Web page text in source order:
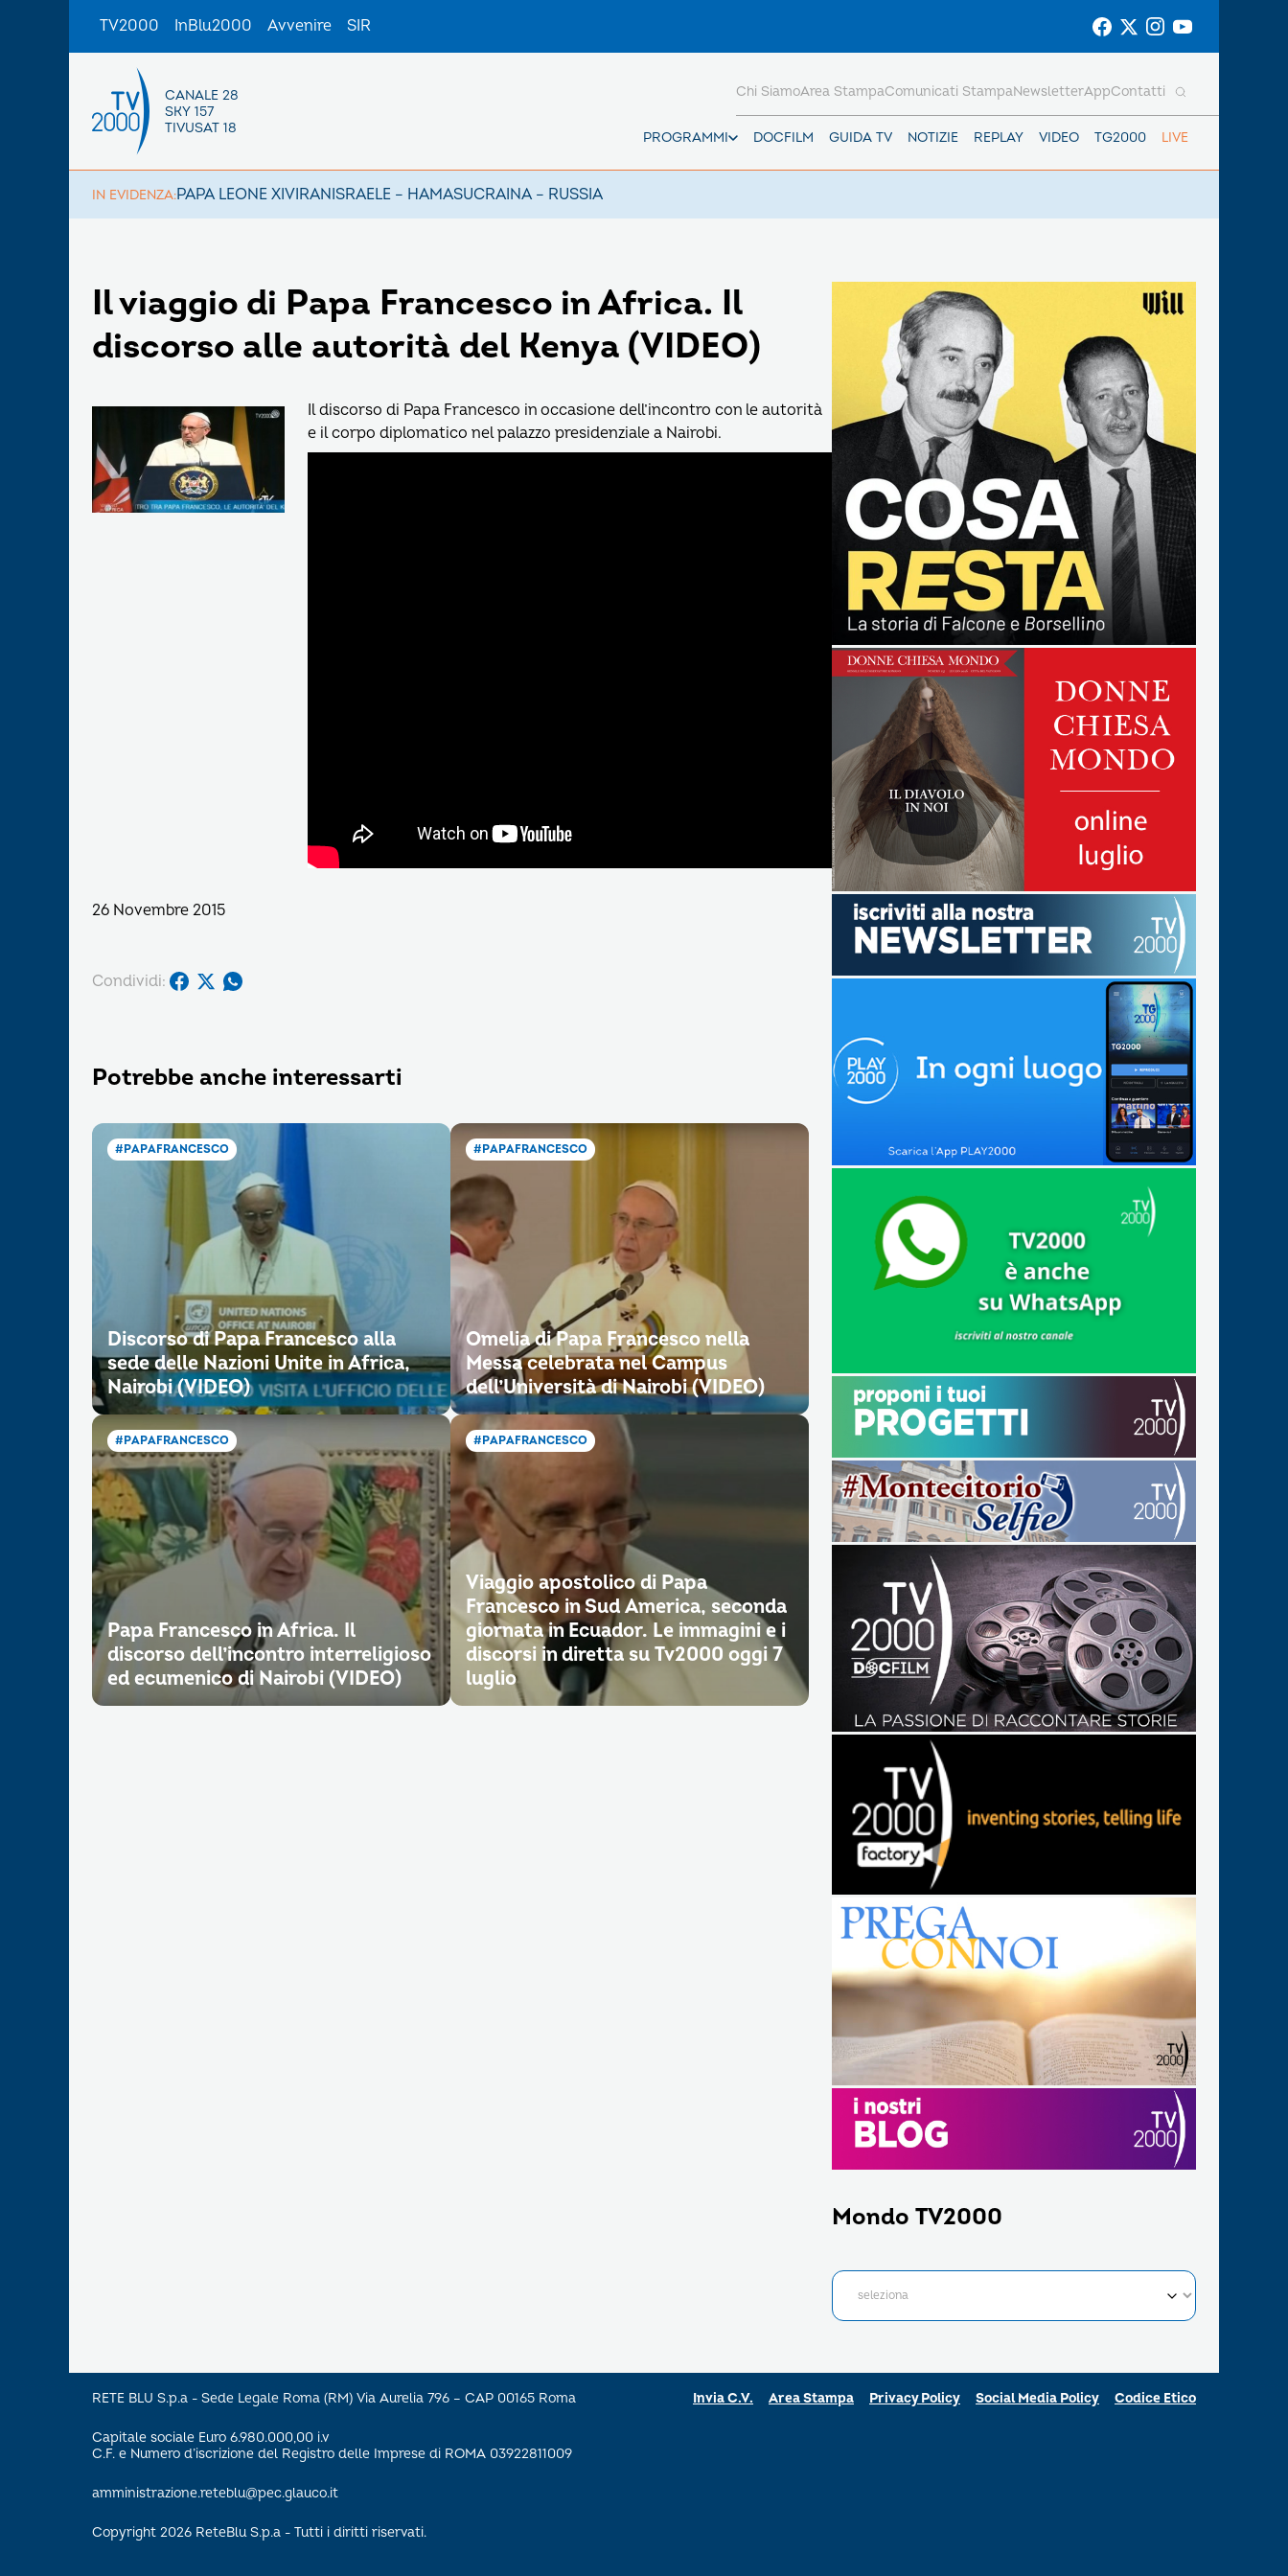
TV2000 InBlu2000 Avvenire SIR
CANALE 28
SKY 157
TIVUSAT 18
PROGRAMMI DOCFILM GUIDA TV NOTIZIE REPLAY VIDEO TG2000 LIVE
Chi SiamoArea StampaComunicati StampaNewsletterAppContatti
IN EVIDENZA:PAPA LEONE XIVIRANISRAELE – HAMASUCRAINA – RUSSIA
Il viaggio di Papa Francesco in Africa. Il
discorso alle autorità del Kenya (VIDEO)
Il discorso di Papa Francesco in occasione dell’incontro con le autorità
e il corpo diplomatico nel palazzo presidenziale a Nairobi.
26 Novembre 2015
Condividi:
Potrebbe anche interessarti
#PAPAFRANCESCO
Discorso di Papa Francesco alla
sede delle Nazioni Unite in Africa,
Nairobi (VIDEO)
#PAPAFRANCESCO
Omelia di Papa Francesco nella
Messa celebrata nel Campus
dell’Università di Nairobi (VIDEO)
#PAPAFRANCESCO
Papa Francesco in Africa. Il
discorso dell’incontro interreligioso
ed ecumenico di Nairobi (VIDEO)
#PAPAFRANCESCO
Viaggio apostolico di Papa
Francesco in Sud America, seconda
giornata in Ecuador. Le immagini e i
discorsi in diretta su Tv2000 oggi 7
luglio
Mondo TV2000
RETE BLU S.p.a - Sede Legale Roma (RM) Via Aurelia 796 – CAP 00165 Roma
Capitale sociale Euro 6.980.000,00 i.v
C.F. e Numero d’iscrizione del Registro delle Imprese di ROMA 03922811009
amministrazione.reteblu@pec.glauco.it
Copyright 2026 ReteBlu S.p.a - Tutti i diritti riservati.
Invia C.V. Area Stampa Privacy Policy Social Media Policy Codice Etico